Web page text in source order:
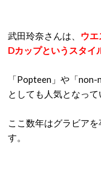
武田玲奈さんは、 ウ
Dカップというスタイ
「Popteen」や「
としても人気となって
ここ数年はグラビアを
す。